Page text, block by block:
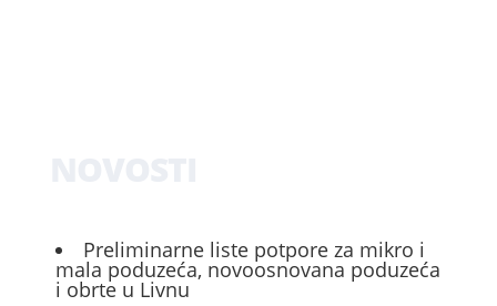
Preliminarne liste potpore za mikro i
mala poduzeća, novoosnovana poduzeća
i obrte u Livnu